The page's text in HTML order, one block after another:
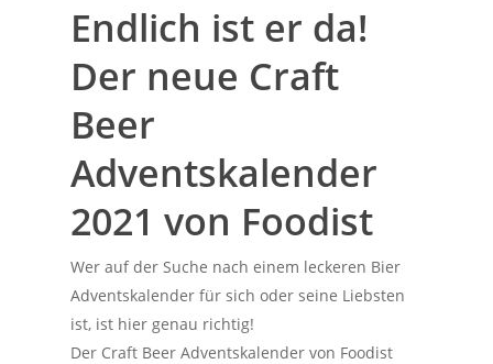
Endlich ist er da!
Der neue Craft
Beer
Adventskalender
2021 von Foodist
Wer auf der Suche nach einem leckeren Bier
Adventskalender für sich oder seine Liebsten
ist, ist hier genau richtig!
Der Craft Beer Adventskalender von Foodist